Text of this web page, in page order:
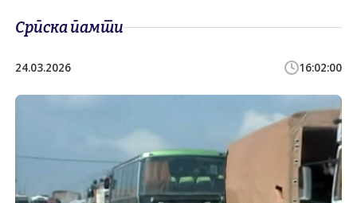
Српска памти
24.03.2026 16:02:00